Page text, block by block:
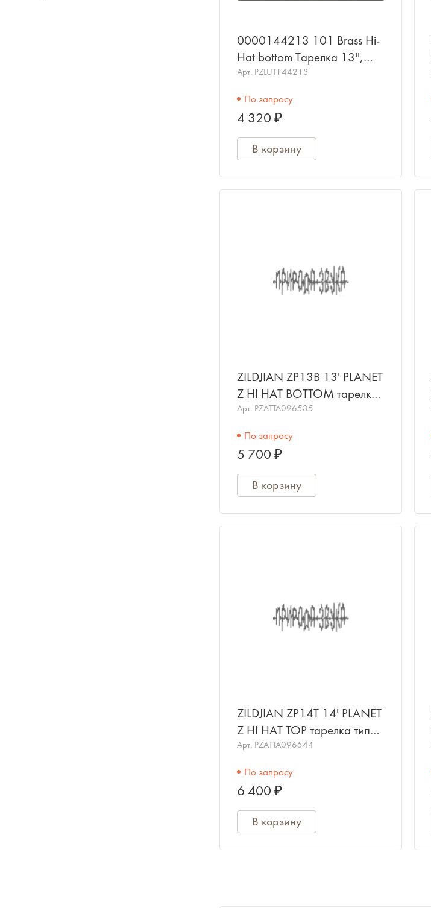
0000144213 101 Brass Hi-
Hat bottom Тарелка 13'',
нижняя, PAISTE
Арт. PZLUT144213
По запросу
4 320 ₽
В корзину
ZILDJIAN ZP13B 13' PLANET
Z HI HAT BOTTOM тарелка
типа хай-хэт (нижняя)
Арт. PZATTA096535
По запросу
5 700 ₽
В корзину
ZILDJIAN ZP14T 14' PLANET
Z HI HAT TOP тарелка типа
хай-хэт (верхняя)
Арт. PZATTA096544
По запросу
6 400 ₽
В корзину